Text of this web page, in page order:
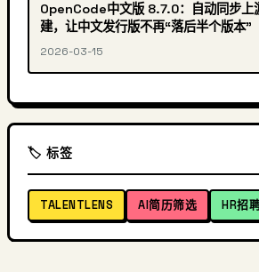
OpenCode中文版 8.7.0：自动同步上
建，让中文发行版不再“落后半个版本”
2026-03-15
🏷️ 标签
TALENTLENS AI简历筛选 HR招